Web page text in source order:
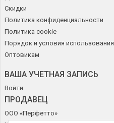
Скидки
Политика конфиденциальности
Политика cookie
Порядок и условия использования
Оптовикам
ВАША УЧЕТНАЯ ЗАПИСЬ
Войти
ПРОДАВЕЦ
ООО «Перфетто»